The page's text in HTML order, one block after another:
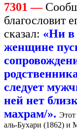
7301 —
благословит
сказал: «Ни в
женщине
следует
ней нет
махрам/». Этот
аль-Бухари (1862) и